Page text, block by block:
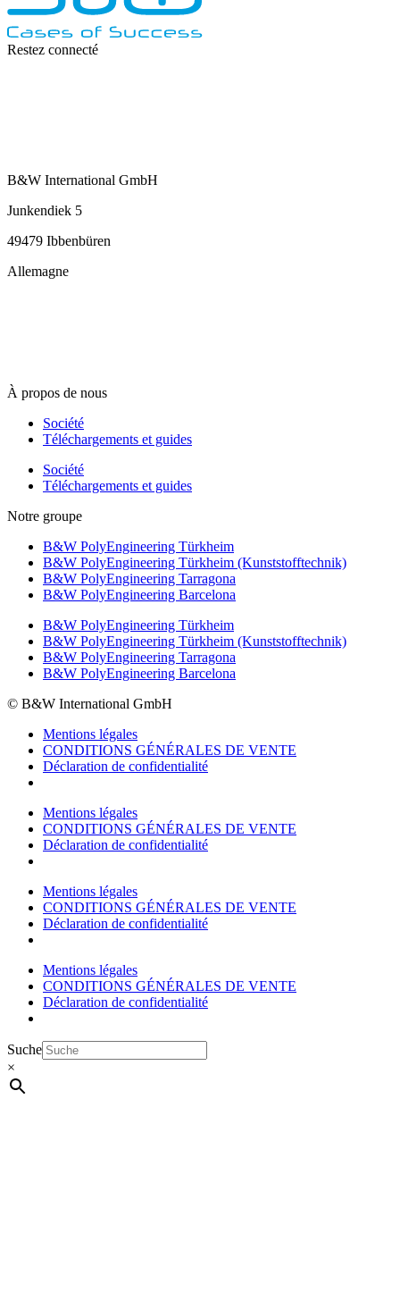
Restez connecté
B&W International GmbH
Junkendiek 5
49479 Ibbenbüren
Allemagne
À propos de nous
Société
Téléchargements et guides
Société
Téléchargements et guides
Notre groupe
B&W PolyEngineering Türkheim
B&W PolyEngineering Türkheim (Kunststofftechnik)
B&W PolyEngineering Tarragona
B&W PolyEngineering Barcelona
B&W PolyEngineering Türkheim
B&W PolyEngineering Türkheim (Kunststofftechnik)
B&W PolyEngineering Tarragona
B&W PolyEngineering Barcelona
© B&W International GmbH
Mentions légales
CONDITIONS GÉNÉRALES DE VENTE
Déclaration de confidentialité
Mentions légales
CONDITIONS GÉNÉRALES DE VENTE
Déclaration de confidentialité
Mentions légales
CONDITIONS GÉNÉRALES DE VENTE
Déclaration de confidentialité
Mentions légales
CONDITIONS GÉNÉRALES DE VENTE
Déclaration de confidentialité
Suche
×